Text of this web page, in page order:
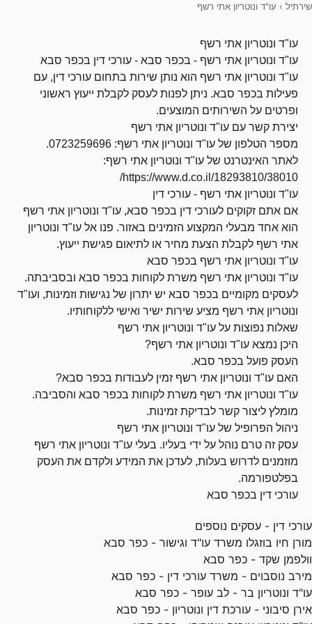
שירתיל › עו"ד ונוטריון אתי רשף
עו"ד ונוטריון אתי רשף
עו"ד ונוטריון אתי רשף - בכפר סבא - עורכי דין בכפר סבא
עו"ד ונוטריון אתי רשף הוא נותן שירות בתחום עורכי דין, עם
פעילות בכפר סבא. ניתן לפנות לעסק לקבלת ייעוץ ראשוני
ופרטים על השירותים המוצעים.
יצירת קשר עם עו"ד ונוטריון אתי רשף
מספר הטלפון של עו"ד ונוטריון אתי רשף: 0723259696.
לאתר האינטרנט של עו"ד ונוטריון אתי רשף:
https://www.d.co.il/18293810/38010/
עו"ד ונוטריון אתי רשף - עורכי דין
אם אתם זקוקים לעורכי דין בכפר סבא, עו"ד ונוטריון אתי רשף
הוא אחד מבעלי המקצוע הזמינים באזור. פנו אל עו"ד ונוטריון
אתי רשף לקבלת הצעת מחיר או לתיאום פגישת ייעוץ.
עו"ד ונוטריון אתי רשף בכפר סבא
עו"ד ונוטריון אתי רשף משרת לקוחות בכפר סבא ובסביבתה.
לעסקים מקומיים בכפר סבא יש יתרון של נגישות וזמינות, ועו"ד
ונוטריון אתי רשף מציע שירות ישיר ואישי ללקוחותיו.
שאלות נפוצות על עו"ד ונוטריון אתי רשף
היכן נמצא עו"ד ונוטריון אתי רשף?
העסק פועל בכפר סבא.
האם עו"ד ונוטריון אתי רשף זמין לעבודות בכפר סבא?
עו"ד ונוטריון אתי רשף משרת לקוחות בכפר סבא והסביבה.
מומלץ ליצור קשר לבדיקת זמינות.
ניהול הפרופיל של עו"ד ונוטריון אתי רשף
עסק זה טרם נוהל על ידי בעליו. בעלי עו"ד ונוטריון אתי רשף
מוזמנים לדרוש בעלות, לעדכן את המידע ולקדם את העסק
בפלטפורמה.
עורכי דין בכפר סבא
עורכי דין - עסקים נוספים
מורן חיו בוזגלו משרד עו"ד וגישור - כפר סבא
וולפמן שקד - כפר סבא
מירב נוסבוים - משרד עורכי דין - כפר סבא
עו"ד ונוטריון בר - לב עופר - כפר סבא
אירן סיבוני - עורכת דין ונוטריון - כפר סבא